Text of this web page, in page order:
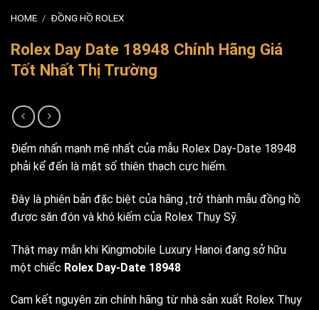
HOME / ĐỒNG HỒ ROLEX
Rolex Day Date 18948 Chính Hãng Giá
Tốt Nhất Thị Trường
Điểm nhấn mạnh mẽ nhất của mẫu Rolex Day-Date 18948
phải kể đến là mặt số thiên thạch cực hiếm.
Đây là phiên bản đặc biệt của hãng ,trở thành mẫu đồng hồ
được săn đón và khó kiếm của Rolex Thụy Sỹ.
Thật may mắn khi Kingmobile Luxury Hanoi đang sở hữu
một chiếc Rolex Day-Date 18948
Cam kết nguyên zin chính hãng từ nhà sản xuất Rolex Thụy